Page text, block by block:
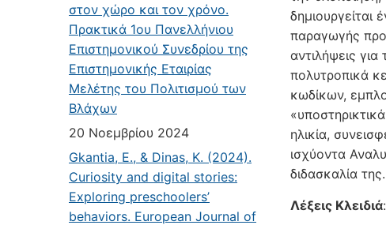
στον χώρο και τον χρόνο.
Πρακτικά 1ου Πανελλήνιου
Επιστημονικού Συνεδρίου της
Επιστημονικής Εταιρίας
Μελέτης του Πολιτισμού των
Βλάχων
20 Νοεμβρίου 2024
Gkantia, E., & Dinas, K. (2024).
Curiosity and digital stories:
Exploring preschoolers’
behaviors. European Journal of
δημιουργείται
παραγωγής
αντιλήψεις
πολυτροπικά
κωδίκων,
ηλικία,
ισχύοντα
διδασκαλία της.
Λέξεις Κλειδιά